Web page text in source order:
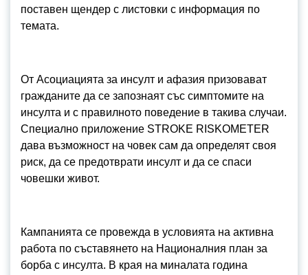
поставен щендер с листовки с информация по
темата.
От Асоциацията за инсулт и афазия призовават
гражданите да се запознаят със симптомите на
инсулта и с правилното поведение в такива случаи.
Специално приложение STROKE RISKOMETER
дава възможност на човек сам да определят своя
риск, да се предотврати инсулт и да се спаси
човешки живот.
Кампанията се провежда в условията на активна
работа по съставянето на Националния план за
борба с инсулта. В края на миналата година